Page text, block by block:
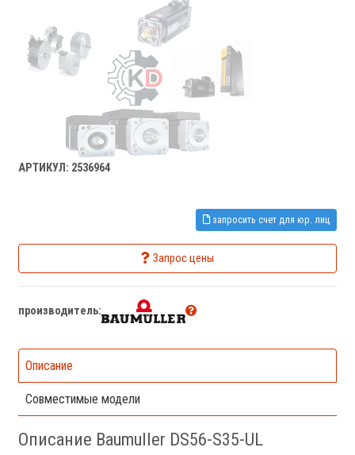
АРТИКУЛ: 2536964
запросить счет для юр. лиц
Запрос цены
производитель:
Описание
Совместимые модели
Описание Baumuller DS56-S35-UL